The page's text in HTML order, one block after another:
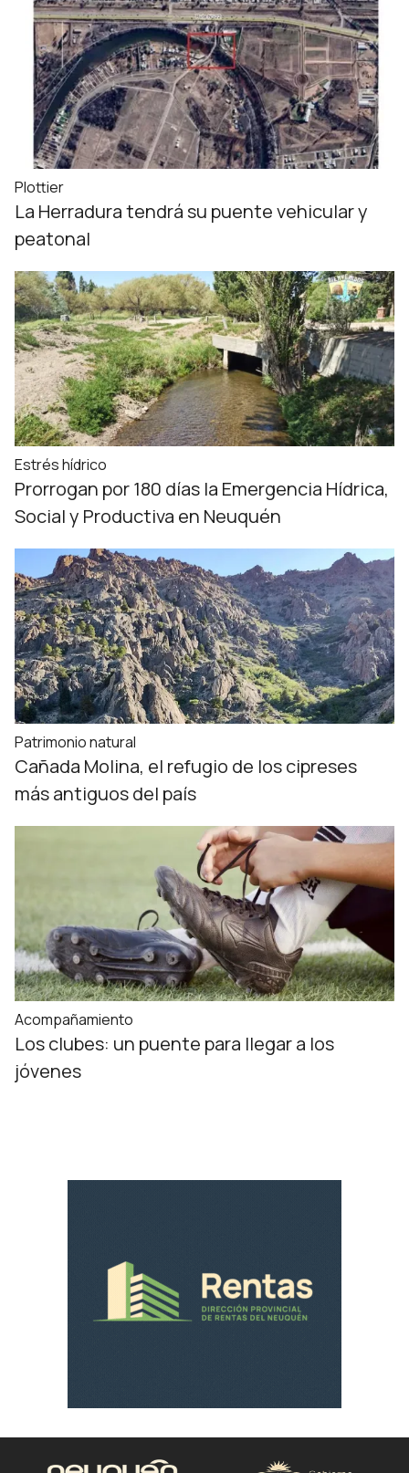
Plottier
La Herradura tendrá su puente vehicular y
peatonal
Estrés hídrico
Prorrogan por 180 días la Emergencia Hídrica,
Social y Productiva en Neuquén
Patrimonio natural
Cañada Molina, el refugio de los cipreses
más antiguos del país
Acompañamiento
Los clubes: un puente para llegar a los
jóvenes